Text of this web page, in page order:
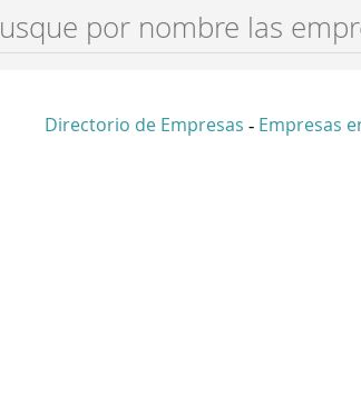
Directorio de Empresas - Empresas